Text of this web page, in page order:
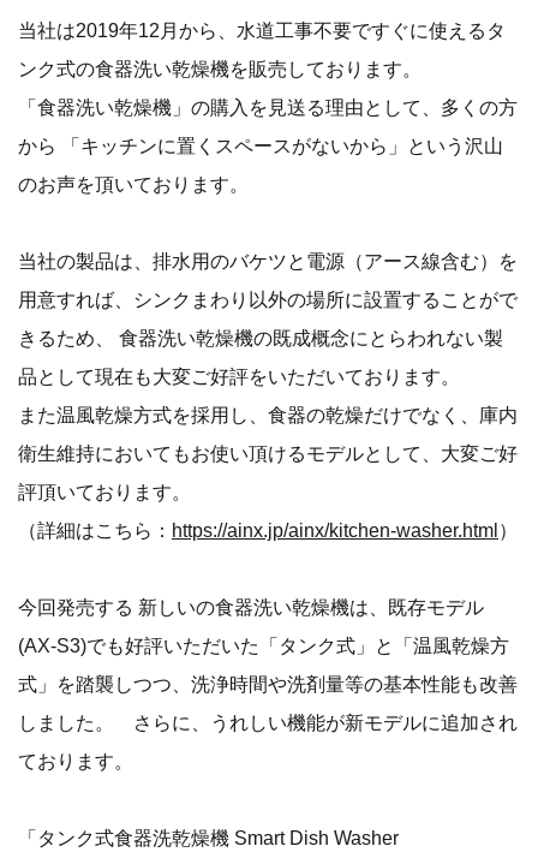
当社は2019年12月から、水道工事不要ですぐに使えるタ
ンク式の食器洗い乾燥機を販売しております。
「食器洗い乾燥機」の購入を見送る理由として、多くの方
から 「キッチンに置くスペースがないから」という沢山
のお声を頂いております。
当社の製品は、排水用のバケツと電源（アース線含む）を
用意すれば、シンクまわり以外の場所に設置することがで
きるため、 食器洗い乾燥機の既成概念にとらわれない製
品として現在も大変ご好評をいただいております。
また温風乾燥方式を採用し、食器の乾燥だけでなく、庫内
衛生維持においてもお使い頂けるモデルとして、大変ご好
評頂いております。
（詳細はこちら： https://ainx.jp/ainx/kitchen-washer.html ）
今回発売する 新しいの食器洗い乾燥機は、既存モデル
(AX-S3)でも好評いただいた「タンク式」と「温風乾燥方
式」を踏襲しつつ、洗浄時間や洗剤量等の基本性能も改善
しました。 さらに、うれしい機能が新モデルに追加され
ております。
「タンク式食器洗乾燥機 Smart Dish Washer